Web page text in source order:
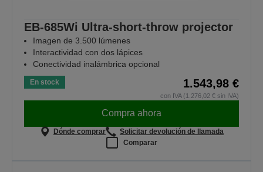
EB-685Wi Ultra-short-throw projector
Imagen de 3.500 lúmenes
Interactividad con dos lápices
Conectividad inalámbrica opcional
En stock 1.543,98 €
con IVA (1.276,02 € sin IVA)
Compra ahora
Dónde comprar
Solicitar devolución de llamada
Comparar